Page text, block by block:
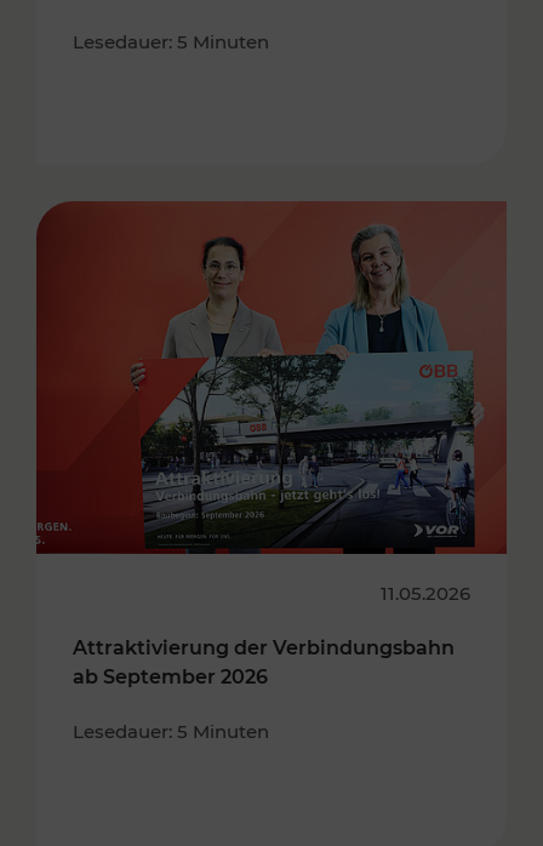
Lesedauer: 5 Minuten
11.05.2026
Attraktivierung der Verbindungsbahn
ab September 2026
Lesedauer: 5 Minuten